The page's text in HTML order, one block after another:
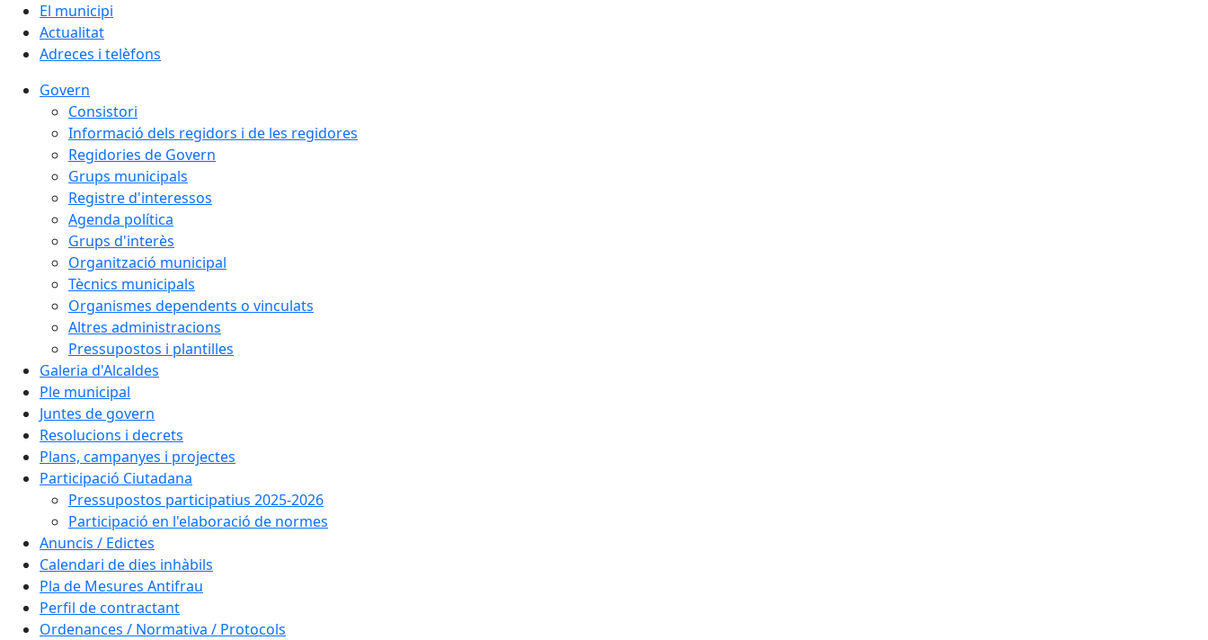
El municipi
Actualitat
Adreces i telèfons
Govern
Consistori
Informació dels regidors i de les regidores
Regidories de Govern
Grups municipals
Registre d'interessos
Agenda política
Grups d'interès
Organització municipal
Tècnics municipals
Organismes dependents o vinculats
Altres administracions
Pressupostos i plantilles
Galeria d'Alcaldes
Ple municipal
Juntes de govern
Resolucions i decrets
Plans, campanyes i projectes
Participació Ciutadana
Pressupostos participatius 2025-2026
Participació en l'elaboració de normes
Anuncis / Edictes
Calendari de dies inhàbils
Pla de Mesures Antifrau
Perfil de contractant
Ordenances / Normativa / Protocols